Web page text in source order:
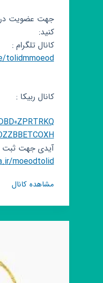
جهت عضویت در
کنید:
کانال تلگرام :
tolidmmoeod
کانال ربیکا :
آیدی جهت
moeodtolid
مشاهده کانالکانال